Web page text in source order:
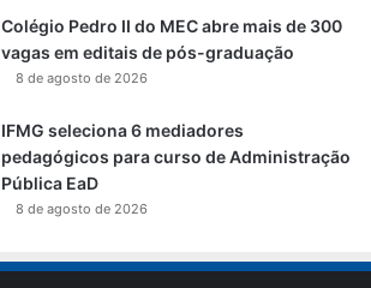
Colégio Pedro II do MEC abre mais de 300
vagas em editais de pós-graduação
8 de agosto de 2026
IFMG seleciona 6 mediadores
pedagógicos para curso de Administração
Pública EaD
8 de agosto de 2026